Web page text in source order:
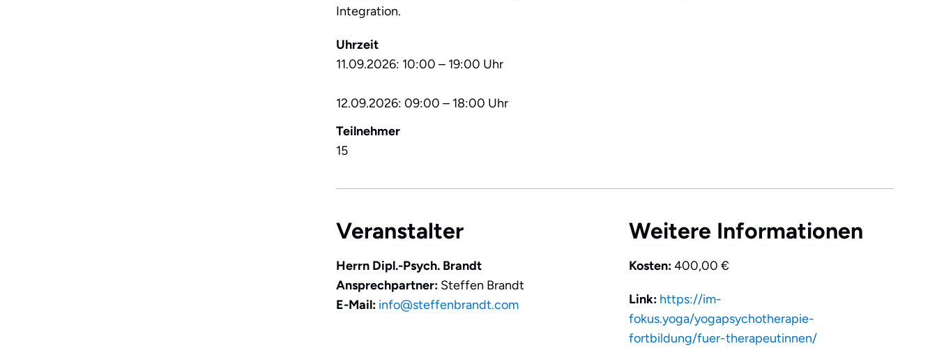
Integration.
Uhrzeit
11.09.2026: 10:00 – 19:00 Uhr
12.09.2026: 09:00 – 18:00 Uhr
Teilnehmer
15
Veranstalter
Herrn Dipl.-Psych. Brandt
Ansprechpartner: Steffen Brandt
E-Mail: info@steffenbrandt.com
Weitere Informationen
Kosten:400,00 €
Link: https://im-
fokus.yoga/yogapsychotherapie-
fortbildung/fuer-therapeutinnen/